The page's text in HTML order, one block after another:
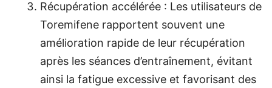
Récupération accélérée : Les utilisateurs de
Toremifene rapportent souvent une
amélioration rapide de leur récupération
après les séances d’entraînement, évitant
ainsi la fatigue excessive et favorisant des